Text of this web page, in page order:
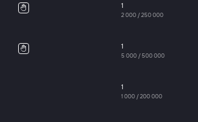
1
2 000 /250 000
1
5 000 /500 000
1
1 000 /200 000